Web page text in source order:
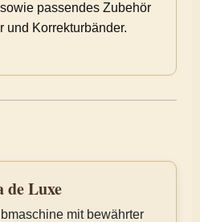
passendes Zubehör
und Korrekturbänder.
Luxe
mit bewährter